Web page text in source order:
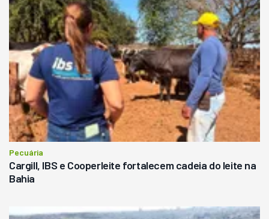
Pecuária
Cargill, IBS e Cooperleite fortalecem cadeia do leite na
Bahia